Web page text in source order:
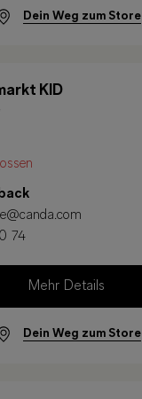
Dein Weg zum Store
KID
74
Mehr Details
Dein Weg zum Store